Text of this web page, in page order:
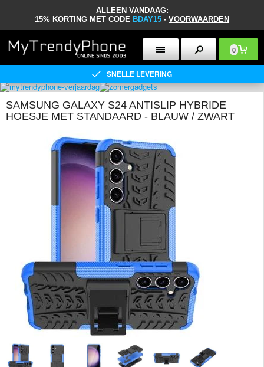
ALLEEN VANDAAG:
15% KORTING MET CODE BDAY15 - VOORWAARDEN
0
SNELLE LEVERING
SAMSUNG GALAXY S24 ANTISLIP HYBRIDE
HOESJE MET STANDAARD - BLAUW / ZWART